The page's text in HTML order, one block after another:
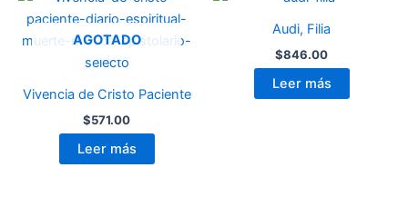
AGOTADO
Vivencia de Cristo Paciente
$571.00
Leer más
Audi, Filia
$846.00
Leer más